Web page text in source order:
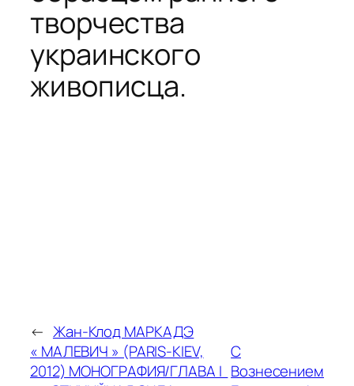
творчества
украинского
живописца.
← Жан-Клод МАРКАДЭ
« МАЛЕВИЧ » (PARIS-KIEV,
2012) МОНОГРАФИЯ/ГЛАВА I
С
Вознесением